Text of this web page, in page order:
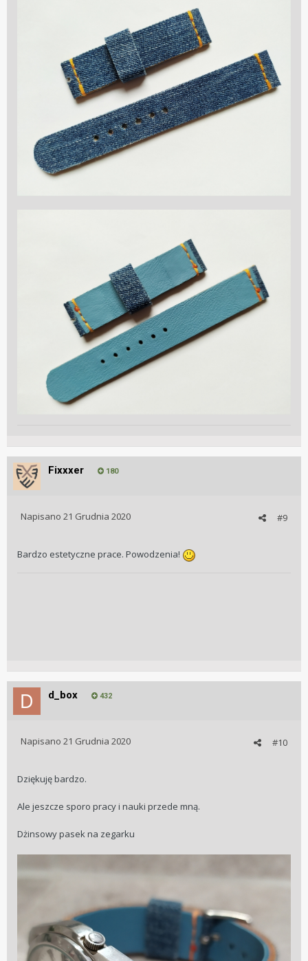
Fixxxer 180
#9
Napisano 21 Grudnia 2020
Bardzo estetyczne prace. Powodzenia!
d_box 432
#10
Napisano 21 Grudnia 2020
Dziękuję bardzo.
Ale jeszcze sporo pracy i nauki przede mną.
Dżinsowy pasek na zegarku